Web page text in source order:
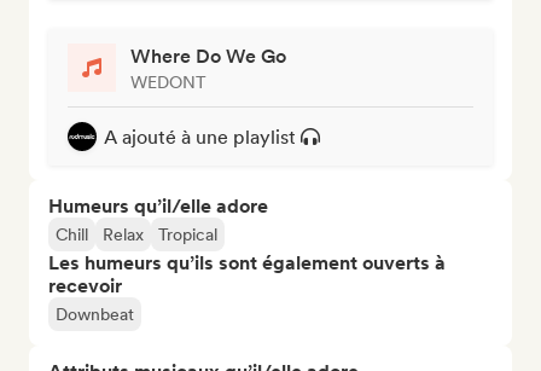
Where Do We Go
WEDONT
A ajouté à une playlist
Humeurs qu’il/elle adore
Chill Relax Tropical
Les humeurs qu’ils sont également ouverts à
recevoir
Downbeat